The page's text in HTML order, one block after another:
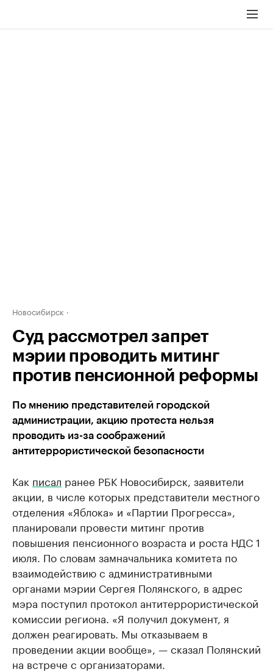
Новосибирск
Суд рассмотрел запрет
мэрии проводить митинг
против пенсионной реформы
По мнению представителей городской
администрации, акцию протеста нельзя
проводить из-за соображений
антитеррористической безопасности
Как писал ранее РБК Новосибирск, заявители
акции, в числе которых представители местного
отделения «Яблока» и «Партии Прогресса»,
планировали провести митинг против
повышения пенсионного возраста и роста НДС 1
июля. По словам замначальника комитета по
взаимодействию с административными
органами мэрии Сергея Полянского, в адрес
мэра поступил протокол антитеррористической
комиссии региона. «Я получил документ, я
должен реагировать. Мы отказываем в
проведении акции вообще», — сказал Полянский
на встрече с организаторами.